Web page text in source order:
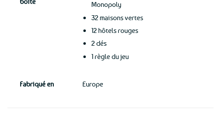
Monopoly
32 maisons vertes
12 hôtels rouges
2 dés
1 règle du jeu
Fabriqué en Europe